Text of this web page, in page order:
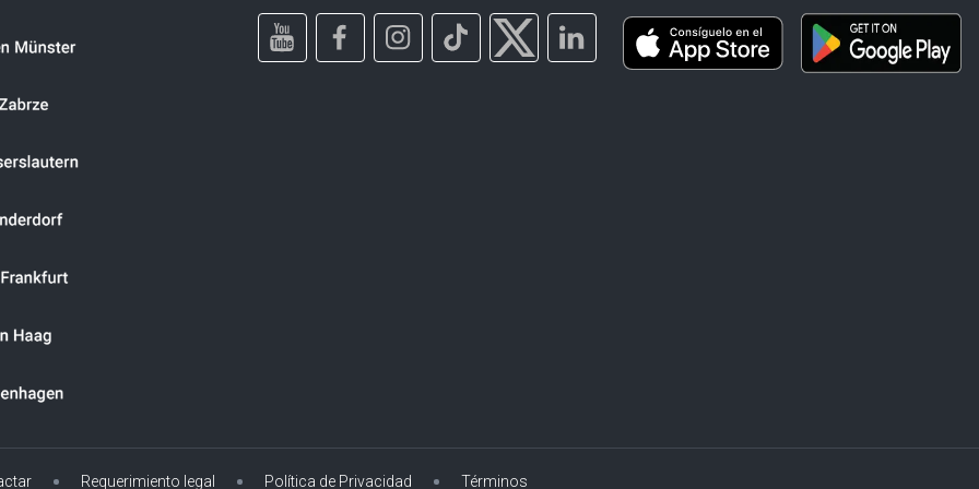
Requerimiento legal Política de Privacidad Términos